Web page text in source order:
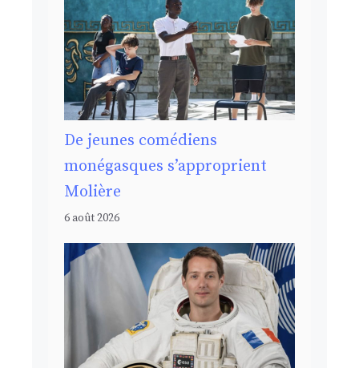
De jeunes comédiens
monégasques s’approprient
Molière
6 août 2026